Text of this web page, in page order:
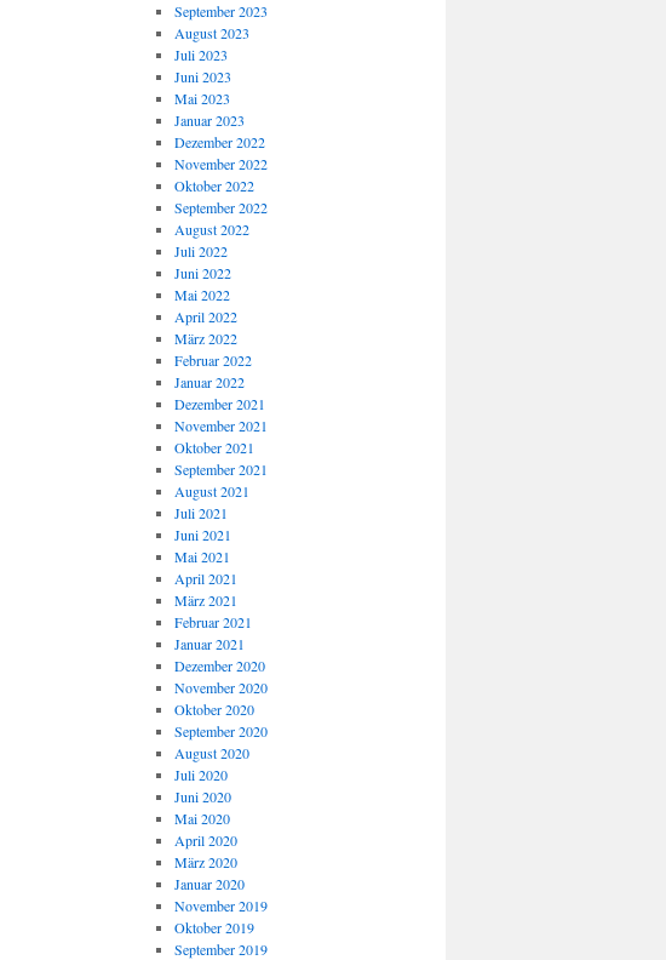
September 2023
August 2023
Juli 2023
Juni 2023
Mai 2023
Januar 2023
Dezember 2022
November 2022
Oktober 2022
September 2022
August 2022
Juli 2022
Juni 2022
Mai 2022
April 2022
März 2022
Februar 2022
Januar 2022
Dezember 2021
November 2021
Oktober 2021
September 2021
August 2021
Juli 2021
Juni 2021
Mai 2021
April 2021
März 2021
Februar 2021
Januar 2021
Dezember 2020
November 2020
Oktober 2020
September 2020
August 2020
Juli 2020
Juni 2020
Mai 2020
April 2020
März 2020
Januar 2020
November 2019
Oktober 2019
September 2019